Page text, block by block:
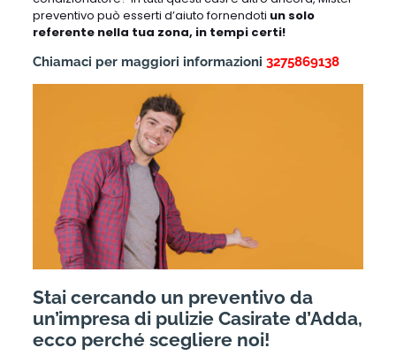
preventivo può esserti d’aiuto fornendoti un solo
referente nella tua zona, in tempi certi!
Chiamaci per maggiori informazioni 3275869138
Stai cercando un preventivo da
un’impresa di pulizie Casirate d’Adda,
ecco perché scegliere noi!